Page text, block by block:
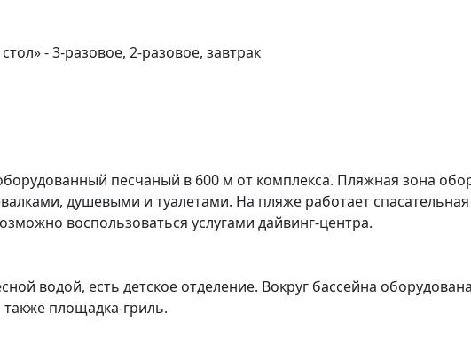
- 3-разовое, 2-разовое, завтрак
песчаный в 600 м от комплекса. Пляжная зона
душевыми и туалетами. На пляже работает
воспользоваться услугами дайвинг-центра.
водой, есть детское отделение. Вокруг бассейна
также площадка-гриль.